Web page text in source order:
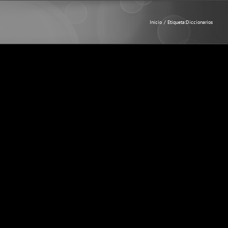
Inicio Etiqueta:Diccionarios